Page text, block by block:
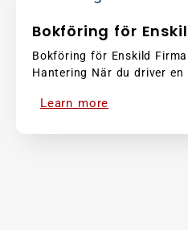
Bokföring för
Bokföring för Enskild
Hantering När du driver
Learn more